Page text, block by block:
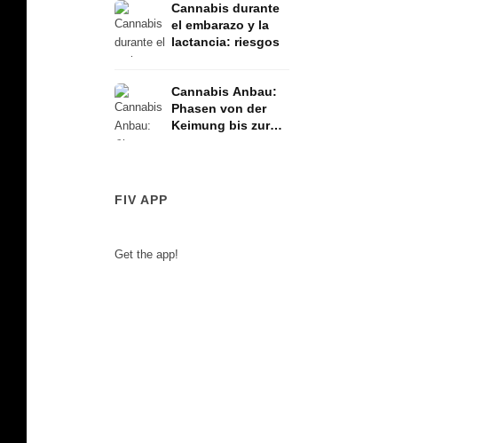
Cannabis durante
el embarazo y la
lactancia: riesgos
Cannabis Anbau:
Phasen von der
Keimung bis zur
FIV APP
Get the app!